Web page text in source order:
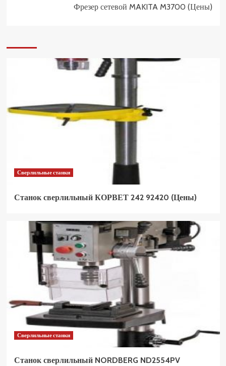
Фрезер сетевой MAKITA M3700 (Цены)
Сверлильные станки
Станок сверлильный КОРВЕТ 242 92420 (Цены)
Сверлильные станки
Станок сверлильный NORDBERG ND2554PV